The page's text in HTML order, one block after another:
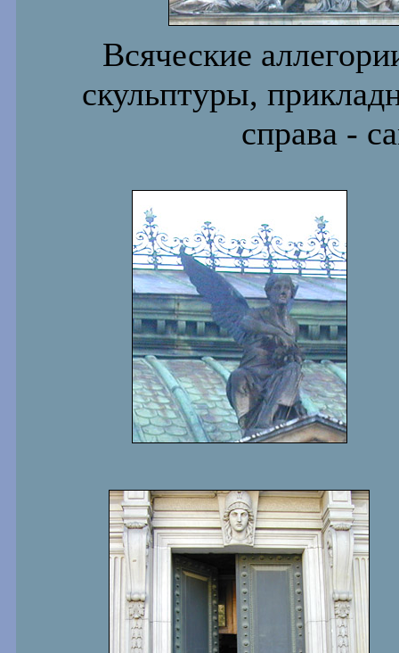
Всяческие
скульптуры,
справа -